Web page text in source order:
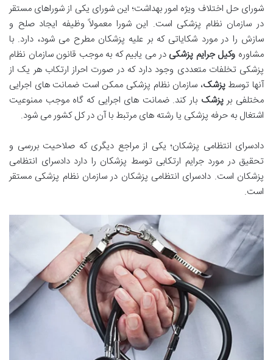
شورای حل اختلاف ویژه امور بهداشت؛ این شورای یکی از شوراهای مستقر
در سازمان نظام پزشکی است. این شورا معمولاً وظیفه ایجاد صلح و
سازش را در مورد شکایاتی که بر علیه پزشکان مطرح می شود، دارد. با
مشاوره وکیل جرایم پزشکی در می یابیم که به موجب قانون سازمان نظام
پزشکی تخلفات متعددی وجود دارد که در صورت احراز ارتکاب هر یک از
آنها توسطپزشک، سازمان نظام پزشکی ممکن است ضمانت های اجرایی
مختلفی برپزشک بار کند. ضمانت های اجرایی که گاه موجب ممنوعیت
اشتغال به حرفه پزشکی یا رشته های مرتبط با آن در کل کشور می شود.
دادسرای انتظامی پزشکان؛ یکی از مراجع دیگری که صلاحیت بررسی و
تحقیق در مورد جرایم ارتکابی توسط پزشکان را دارد دادسرای انتظامی
پزشکان است. دادسرای انتظامی پزشکان در سازمان نظام پزشکی مستقر
است.